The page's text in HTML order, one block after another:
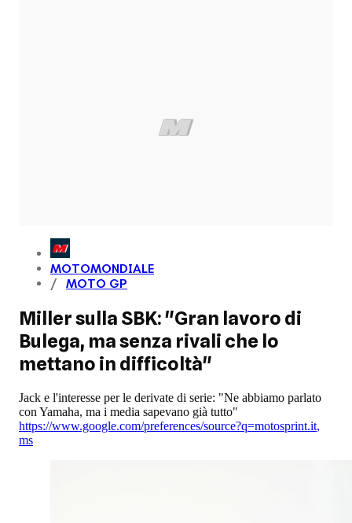
MOTOMONDIALE
MOTO GP
Miller sulla SBK: "Gran lavoro di
Bulega, ma senza rivali che lo
mettano in difficoltà"
Jack e l'interesse per le derivate di serie: "Ne abbiamo parlato
con Yamaha, ma i media sapevano già tutto"
https://www.google.com/preferences/source?q=motosprint.it,
ms